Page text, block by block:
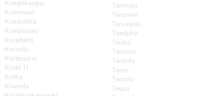
Konginkangas
Konnevesi
Kontiolahti
Kontiomäki
Korpilahti
Korsnäs
Kortesjärvi
Koski Tl
Kotka
Kouvola
Tammela
Tampere
Tarvasjoki
Teerijärvi
Teisko
Temmes
Tenhola
Tervo
Tervola
Teuva